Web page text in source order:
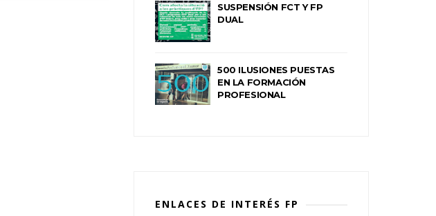
SUSPENSIÓN FCT Y FP
DUAL
500 ILUSIONES PUESTAS
EN LA FORMACIÓN
PROFESIONAL
ENLACES DE INTERÉS FP